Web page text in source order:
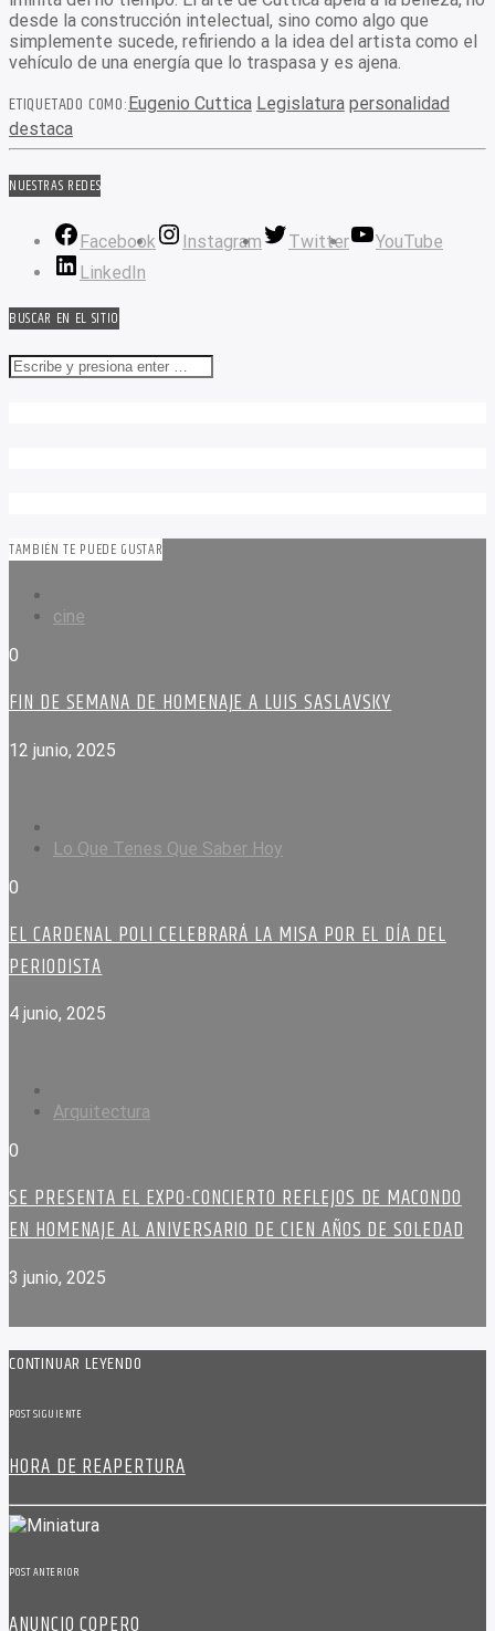
desde la construcción intelectual, sino como algo que
simplemente sucede, refiriendo a la idea del artista como el
vehículo de una energía que lo traspasa y es ajena.
ETIQUETADO COMO:Eugenio Cuttica Legislatura personalidad
destaca
NUESTRAS REDES
Facebook Instagram Twitter
YouTube
LinkedIn
BUSCAR EN EL SITIO
TAMBIÉN TE PUEDE GUSTAR
cine
0
FIN DE SEMANA DE HOMENAJE A LUIS SASLAVSKY
12 junio, 2025
Lo Que Tenes Que Saber Hoy
0
EL CARDENAL POLI CELEBRARÁ LA MISA POR EL DÍA DEL
PERIODISTA
4 junio, 2025
Arquitectura
0
SE PRESENTA EL EXPO-CONCIERTO REFLEJOS DE MACONDO
EN HOMENAJE AL ANIVERSARIO DE CIEN AÑOS DE SOLEDAD
3 junio, 2025
CONTINUAR LEYENDO
POST SIGUIENTE
HORA DE REAPERTURA
POST ANTERIOR
ANUNCIO COPERO